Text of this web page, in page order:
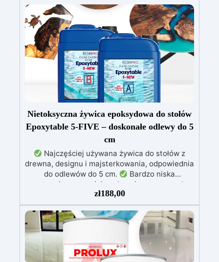
Nietoksyczna żywica epoksydowa do stołów
Epoxytable 5-FIVE – doskonałe odlewy do 5
cm
Najczęściej używana żywica do stołów z
drewna, designu i majsterkowania, odpowiednia
do odlewów do 5 cm.
Bardzo niska
egzotermia zapewniająca bezpieczną pracę bez
Odporna na zarysowania i
żółknięcie dzięki filtrom UV i wysokiej jakości
mechanicznej.
Niska lepkość, eliminująca
pęcherzyki powietrza i zapewniająca gładkie
wykończenie.
Bezpieczna i nietoksyczna,
wolna od BPA/VOC, certyfikowana do
długotrwałego kontaktu ze skórą.
zł188,00